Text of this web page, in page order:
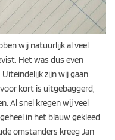
wij natuurlijk al veel
Het was dus even
zijn wij gaan
kort is uitgebaggerd,
Al snel kregen wij veel
in het blauw gekleed
omstanders kreeg Jan